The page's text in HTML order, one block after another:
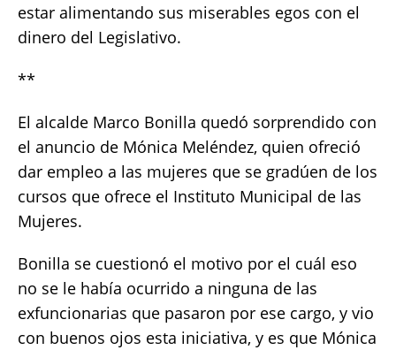
estar alimentando sus miserables egos con el
dinero del Legislativo.
**
El alcalde Marco Bonilla quedó sorprendido con
el anuncio de Mónica Meléndez, quien ofreció
dar empleo a las mujeres que se gradúen de los
cursos que ofrece el Instituto Municipal de las
Mujeres.
Bonilla se cuestionó el motivo por el cuál eso
no se le había ocurrido a ninguna de las
exfuncionarias que pasaron por ese cargo, y vio
con buenos ojos esta iniciativa, y es que Mónica